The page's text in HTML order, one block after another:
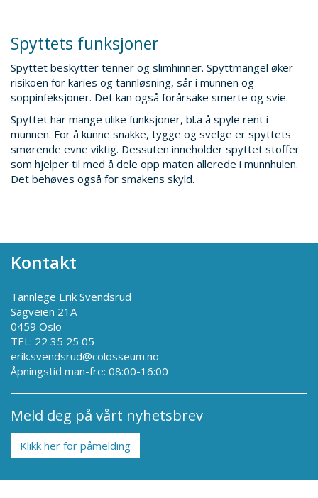
Spyttets funksjoner
Spyttet beskytter tenner og slimhinner. Spyttmangel øker
risikoen for karies og tannløsning, sår i munnen og
soppinfeksjoner. Det kan også forårsake smerte og svie.
Spyttet har mange ulike funksjoner, bl.a å spyle rent i
munnen. For å kunne snakke, tygge og svelge er spyttets
smørende evne viktig. Dessuten inneholder spyttet stoffer
som hjelper til med å dele opp maten allerede i munnhulen.
Det behøves også for smakens skyld.
Kontakt
Tannlege Erik Svendsrud
Sagveien 21A
0459 Oslo
TEL: 22 35 25 05
erik.svendsrud@colosseum.no
Åpningstid man-fre: 08:00-16:00
Meld deg på vårt nyhetsbrev
Klikk her for påmelding